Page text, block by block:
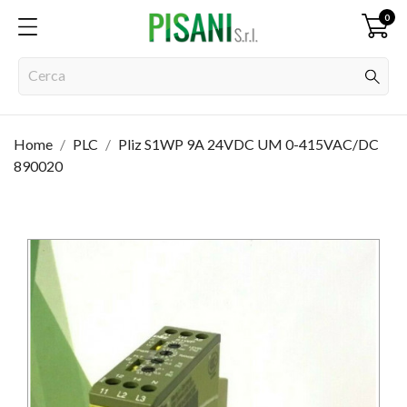
0
Home PLC
Pliz S1WP 9A 24VDC UM 0-415VAC/DC
890020